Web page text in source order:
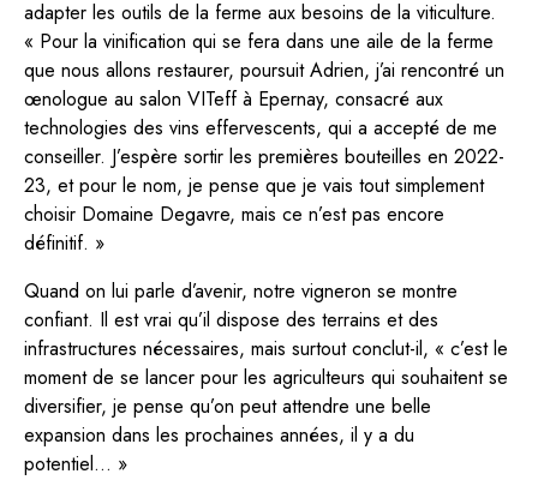
adapter les outils de la ferme aux besoins de la viticulture.
« Pour la vinification qui se fera dans une aile de la ferme
que nous allons restaurer, poursuit Adrien, j’ai rencontré un
œnologue au salon VITeff à Epernay, consacré aux
technologies des vins effervescents, qui a accepté de me
conseiller. J’espère sortir les premières bouteilles en 2022-
23, et pour le nom, je pense que je vais tout simplement
choisir Domaine Degavre, mais ce n’est pas encore
définitif. »
Quand on lui parle d’avenir, notre vigneron se montre
confiant. Il est vrai qu’il dispose des terrains et des
infrastructures nécessaires, mais surtout conclut-il, « c’est le
moment de se lancer pour les agriculteurs qui souhaitent se
diversifier, je pense qu’on peut attendre une belle
expansion dans les prochaines années, il y a du
potentiel… »